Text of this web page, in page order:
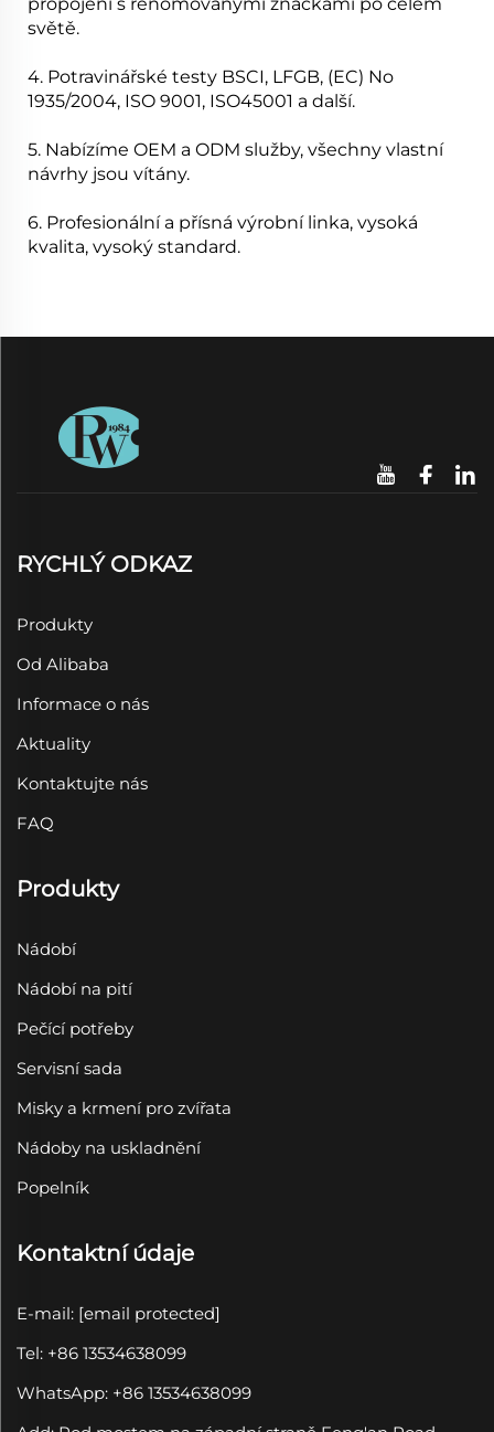
světě.
4. Potravinářské testy BSCI, LFGB, (EC) No
1935/2004, ISO 9001, ISO45001 a další.
5. Nabízíme OEM a ODM služby, všechny vlastní
návrhy jsou vítány.
6. Profesionální a přísná výrobní linka, vysoká
kvalita, vysoký standard.
RYCHLÝ ODKAZ
Produkty
Od Alibaba
Informace o nás
Aktuality
Kontaktujte nás
FAQ
Produkty
Nádobí
Nádobí na pití
Pečící potřeby
Servisní sada
Misky a krmení pro zvířata
Nádoby na uskladnění
Popelník
Kontaktní údaje
E-mail: [email protected]
Tel: +86 13534638099
WhatsApp: +86 13534638099